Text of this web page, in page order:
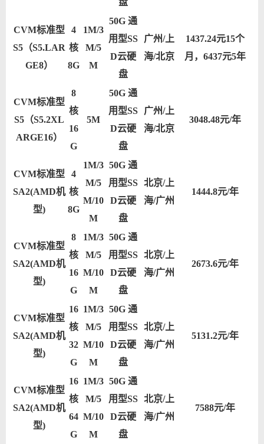
CVM标准型
S5（S5.LAR
GE8）
4
核
8G
1M/3
M/5
M
50G 通
用型SS
D云硬
盘
广州/上
海/北京
1437.24元15个
月，6437元5年
CVM标准型
S5（S5.2XL
ARGE16）
8
核
16
G
5M
50G 通
用型SS
D云硬
盘
广州/上
海/北京
3048.48元/年
CVM标准型
SA2(AMD机
型)
4
核
8G
1M/3
M/5
M/10
M
50G 通
用型SS
D云硬
盘
北京/上
海/广州
1444.8元/年
CVM标准型
SA2(AMD机
型)
8
核
16
G
1M/3
M/5
M/10
M
50G 通
用型SS
D云硬
盘
北京/上
海/广州
2673.6元/年
CVM标准型
SA2(AMD机
型)
16
核
32
G
1M/3
M/5
M/10
M
50G 通
用型SS
D云硬
盘
北京/上
海/广州
5131.2元/年
CVM标准型
SA2(AMD机
型)
16
核
64
G
1M/3
M/5
M/10
M
50G 通
用型SS
D云硬
盘
北京/上
海/广州
7588元/年